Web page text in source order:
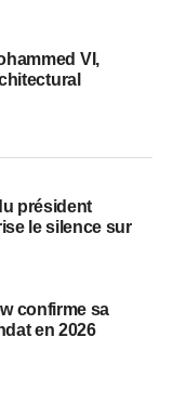
VI,
président
le silence sur
confirme sa
en 2026